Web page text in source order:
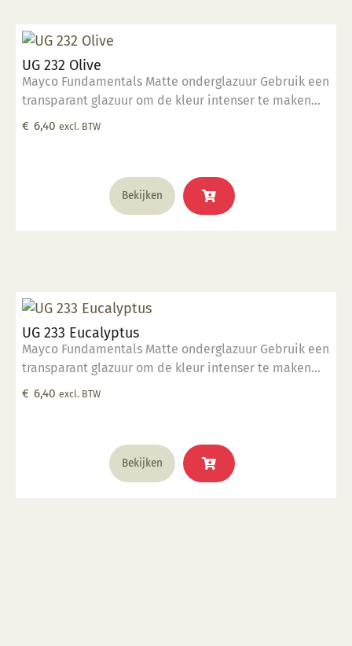
UG 232 Olive
Mayco Fundamentals Matte onderglazuur Gebruik een
transparant glazuur om de kleur intenser te maken
Geschikt voor gebruiksgoed mits er een transparant
€ 6,40 excl. BTW
Bekijken
UG 233 Eucalyptus
Mayco Fundamentals Matte onderglazuur Gebruik een
transparant glazuur om de kleur intenser te maken
Geschikt voor gebruiksgoed mits er een transparant
€ 6,40 excl. BTW
Bekijken